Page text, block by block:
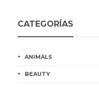
CATEGORÍAS
ANIMALS
BEAUTY